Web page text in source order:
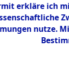
Kommentar
erkläre ich
nutze.